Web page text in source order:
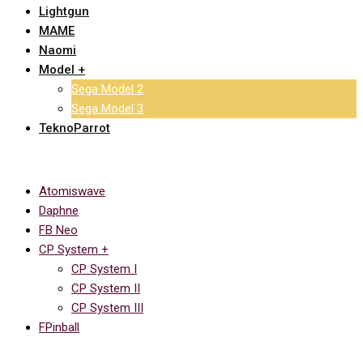
Lightgun
MAME
Naomi
Model +
Sega Model 2
Sega Model 3
TeknoParrot
Atomiswave
Daphne
FB Neo
CP System +
CP System I
CP System II
CP System III
FPinball